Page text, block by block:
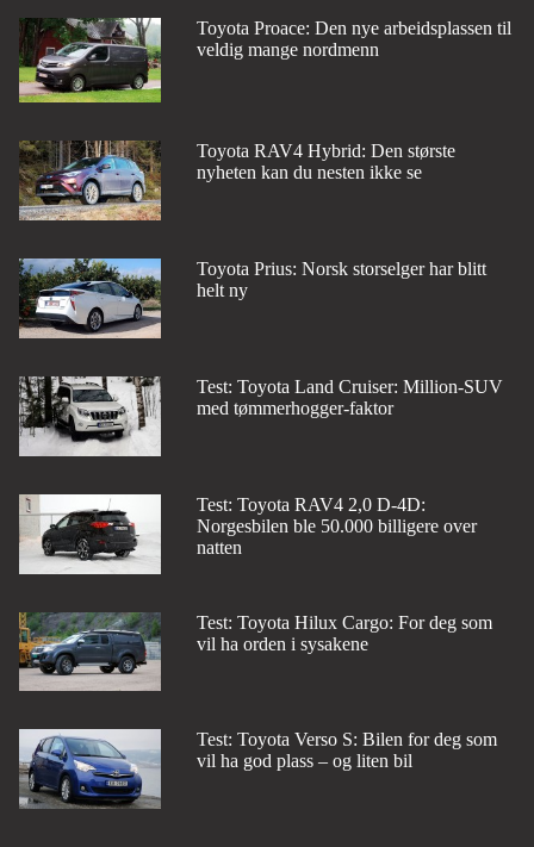
Toyota Proace: Den nye arbeidsplassen til
veldig mange nordmenn
Toyota RAV4 Hybrid: Den største
nyheten kan du nesten ikke se
Toyota Prius: Norsk storselger har blitt
helt ny
Test: Toyota Land Cruiser: Million-SUV
med tømmerhogger-faktor
Test: Toyota RAV4 2,0 D-4D:
Norgesbilen ble 50.000 billigere over
natten
Test: Toyota Hilux Cargo: For deg som
vil ha orden i sysakene
Test: Toyota Verso S: Bilen for deg som
vil ha god plass – og liten bil